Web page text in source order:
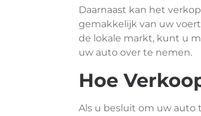
Daarnaast kan het
gemakkelijk van uw
de lokale markt, kunt u
uw auto over te nemen.
Hoe
Als u besluit om uw auto